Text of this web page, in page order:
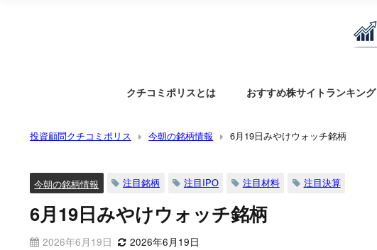
クチコミポリスとは おすすめ株サイトランキング
投資顧問クチコミポリス 今朝の銘柄情報 6月19日みやけウォッチ銘柄
今朝の銘柄情報 注目銘柄 注目IPO 注目材料 注目決算
6月19日みやけウォッチ銘柄
2026年6月19日 2026年6月19日